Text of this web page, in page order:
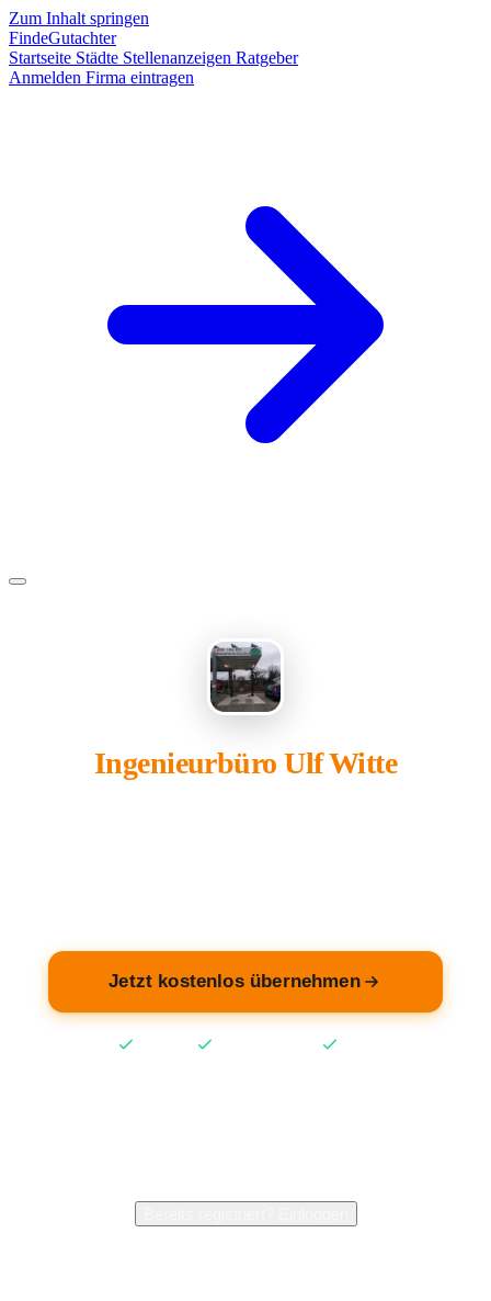
Zum Inhalt springen
FindeGutachter
Startseite Städte Stellenanzeigen Ratgeber
Anmelden Firma eintragen
Ingenieurbüro Ulf Witte
Jetzt kostenlos übernehmen